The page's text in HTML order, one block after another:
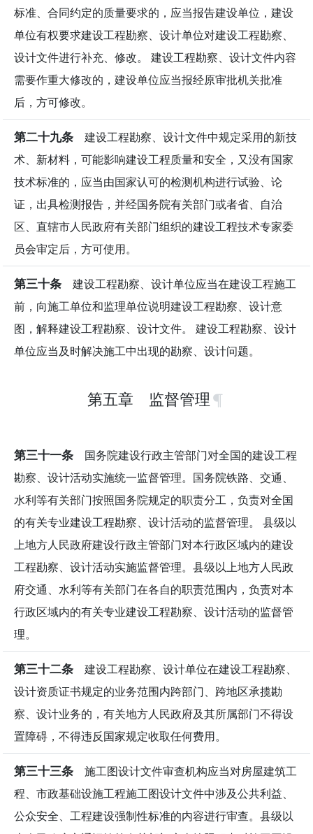
标准、合同约定的质量要求的，应当报告建设单位，建设
单位有权要求建设工程勘察、设计单位对建设工程勘察、
设计文件进行补充、修改。 建设工程勘察、设计文件内容
需要作重大修改的，建设单位应当报经原审批机关批准
后，方可修改。
第二十九条 建设工程勘察、设计文件中规定采用的新技
术、新材料，可能影响建设工程质量和安全，又没有国家
技术标准的，应当由国家认可的检测机构进行试验、论
证，出具检测报告，并经国务院有关部门或者省、自治
区、直辖市人民政府有关部门组织的建设工程技术专家委
员会审定后，方可使用。
第三十条 建设工程勘察、设计单位应当在建设工程施工
前，向施工单位和监理单位说明建设工程勘察、设计意
图，解释建设工程勘察、设计文件。 建设工程勘察、设计
单位应当及时解决施工中出现的勘察、设计问题。
第五章 监督管理
第三十一条 国务院建设行政主管部门对全国的建设工程
勘察、设计活动实施统一监督管理。国务院铁路、交通、
水利等有关部门按照国务院规定的职责分工，负责对全国
的有关专业建设工程勘察、设计活动的监督管理。 县级以
上地方人民政府建设行政主管部门对本行政区域内的建设
工程勘察、设计活动实施监督管理。县级以上地方人民政
府交通、水利等有关部门在各自的职责范围内，负责对本
行政区域内的有关专业建设工程勘察、设计活动的监督管
理。
第三十二条 建设工程勘察、设计单位在建设工程勘察、
设计资质证书规定的业务范围内跨部门、跨地区承揽勘
察、设计业务的，有关地方人民政府及其所属部门不得设
置障碍，不得违反国家规定收取任何费用。
第三十三条 施工图设计文件审查机构应当对房屋建筑工
程、市政基础设施工程施工图设计文件中涉及公共利益、
公众安全、工程建设强制性标准的内容进行审查。县级以